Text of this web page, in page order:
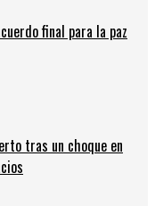
final para la paz
tras un choque en